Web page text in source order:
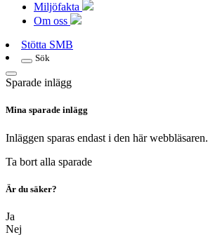
Miljöfakta
Om oss
Stötta SMB
Sök
Sparade inlägg
Mina sparade inlägg
Inläggen sparas endast i den här webbläsaren.
Ta bort alla sparade
Är du säker?
Ja
Nej